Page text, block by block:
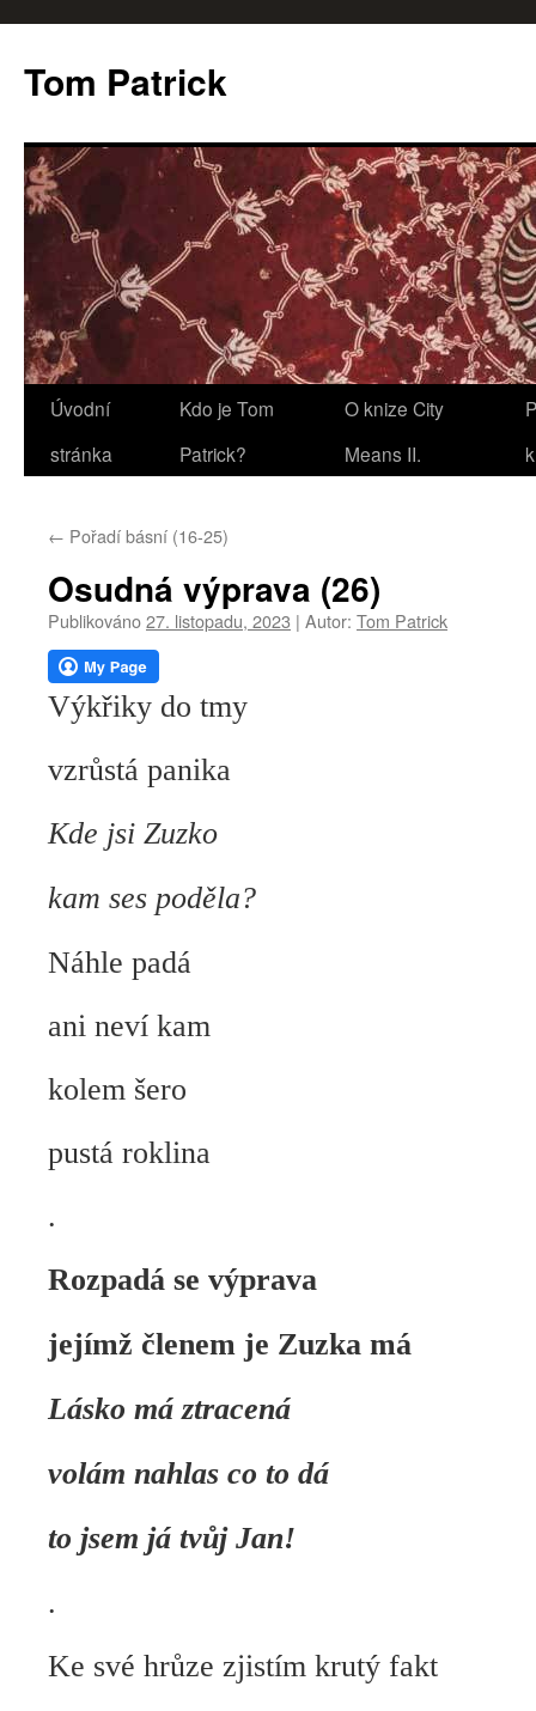
Tom Patrick
Přejít
webu
Úvodní
stránka
Kdo je Tom
Patrick?
O knize City
Means II.
← Pořadí básní (16-25)
Osudná výprava (26)
Publikováno27. listopadu, 2023 | Autor: Tom Patrick
Výkřiky do tmy
vzrůstá panika
Kde jsi Zuzko
kam ses poděla?
Náhle padá
ani neví kam
kolem šero
pustá roklina
.
Rozpadá se výprava
jejímž členem je Zuzka má
Lásko má ztracená
volám nahlas co to dá
to jsem já tvůj Jan!
.
Ke své hrůze zjistím krutý fakt